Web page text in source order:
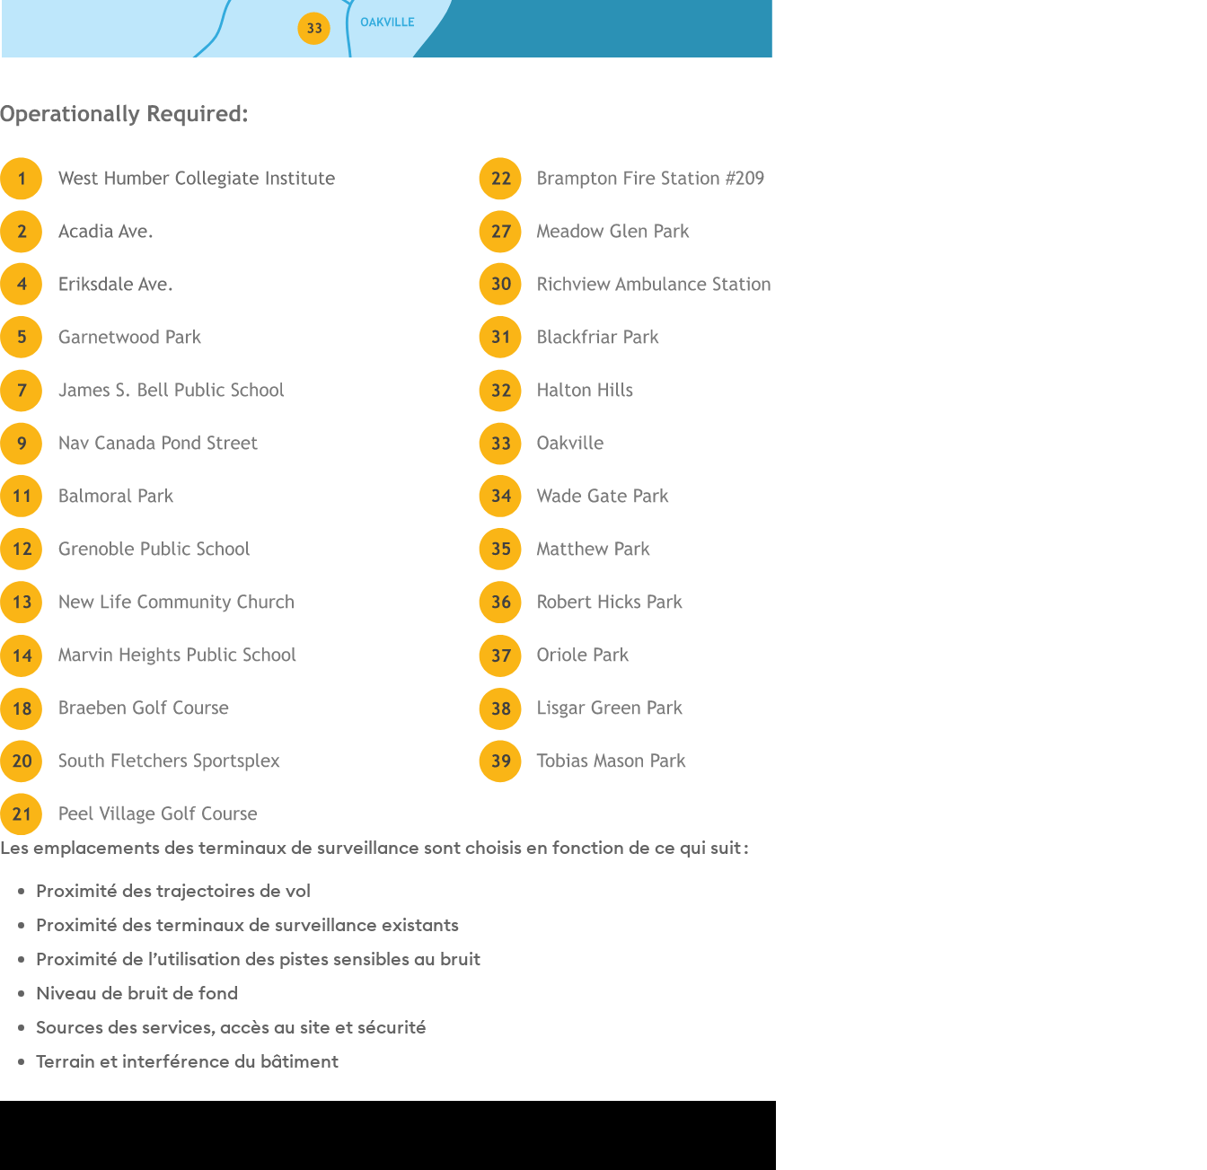
Les emplacements des terminaux de surveillance sont choisis en fonction de ce qui suit :
Proximité des trajectoires de vol
Proximité des terminaux de surveillance existants
Proximité de l’utilisation des pistes sensibles au bruit
Niveau de bruit de fond
Sources des services, accès au site et sécurité
Terrain et interférence du bâtiment